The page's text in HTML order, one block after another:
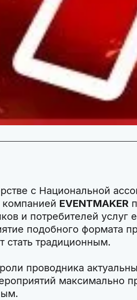
с Национальной
компанией EVENTMAKER
и потребителей услуг
подобного формата
стать традиционным.
проводника
максимально